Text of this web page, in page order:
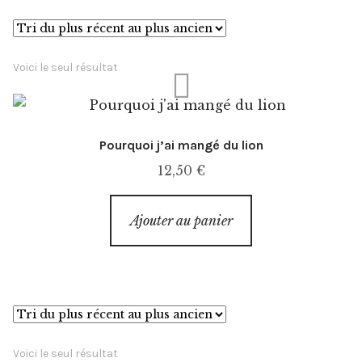
Événements
Presse
Exposition
Voici le seul résultat
Pourquoi j’ai mangé du lion
12,50 €
Ajouter au panier
Voici le seul résultat